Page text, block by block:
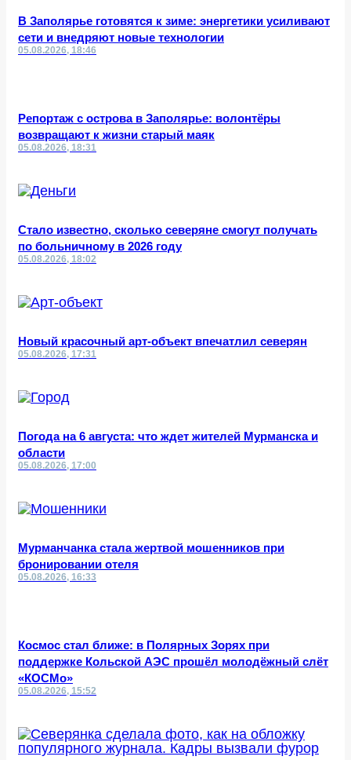
В Заполярье готовятся к зиме: энергетики усиливают
сети и внедряют новые технологии
05.08.2026, 18:46
Репортаж с острова в Заполярье: волонтёры
возвращают к жизни старый маяк
05.08.2026, 18:31
Стало известно, сколько северяне смогут получать
по больничному в 2026 году
05.08.2026, 18:02
Новый красочный арт-объект впечатлил северян
05.08.2026, 17:31
Погода на 6 августа: что ждет жителей Мурманска и
области
05.08.2026, 17:00
Мурманчанка стала жертвой мошенников при
бронировании отеля
05.08.2026, 16:33
Космос стал ближе: в Полярных Зорях при
поддержке Кольской АЭС прошёл молодёжный слёт
«КОСМо»
05.08.2026, 15:52